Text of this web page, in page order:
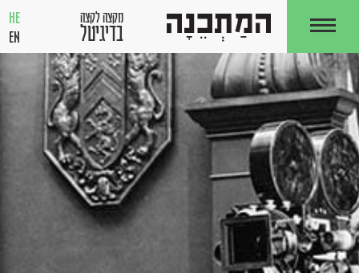
מקצה לקצה
בדיגיטל
HE
EN